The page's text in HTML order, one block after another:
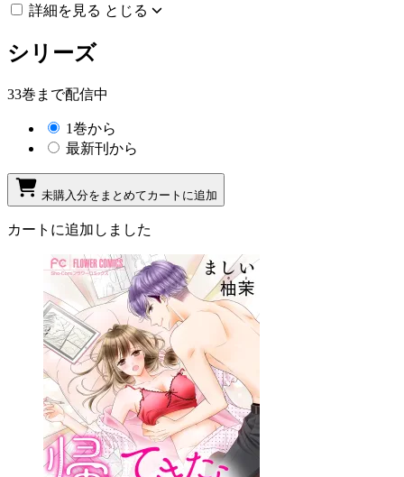
詳細を見る とじる
シリーズ
33巻まで配信中
1巻から
最新刊から
未購入分をまとめてカートに追加
カートに追加しました